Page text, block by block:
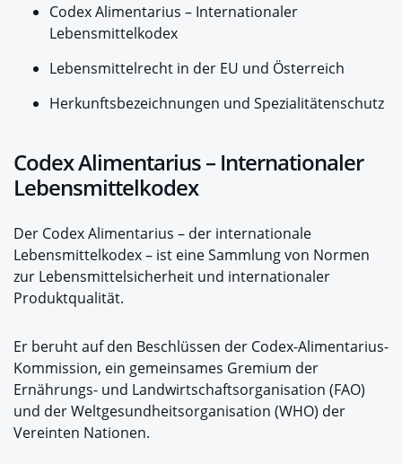
Codex Alimentarius – Internationaler
Lebensmittelkodex
Lebensmittelrecht in der EU und Österreich
Herkunftsbezeichnungen und Spezialitätenschutz
Codex Alimentarius – Internationaler
Lebensmittelkodex
Der Codex Alimentarius – der internationale
Lebensmittelkodex – ist eine Sammlung von Normen
zur Lebensmittelsicherheit und internationaler
Produktqualität.
Er beruht auf den Beschlüssen der Codex-Alimentarius-
Kommission, ein gemeinsames Gremium der
Ernährungs- und Landwirtschaftsorganisation (FAO)
und der Weltgesundheitsorganisation (WHO) der
Vereinten Nationen.